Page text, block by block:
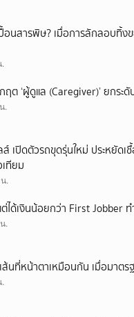
ปื้อนสารพิษ? เมื่อการลักลอบทิ้
.
ต ‘ผู้ดูแล (Caregiver)’ ยกระดั
.
เปิดตัวรถขุดรุ่นใหม่ ประหยัด
ทียม
.
ได้เงินน้อยกว่า First Jobber
.
เส้นที่หน้าตาเหมือนกัน เมื่อมา
.